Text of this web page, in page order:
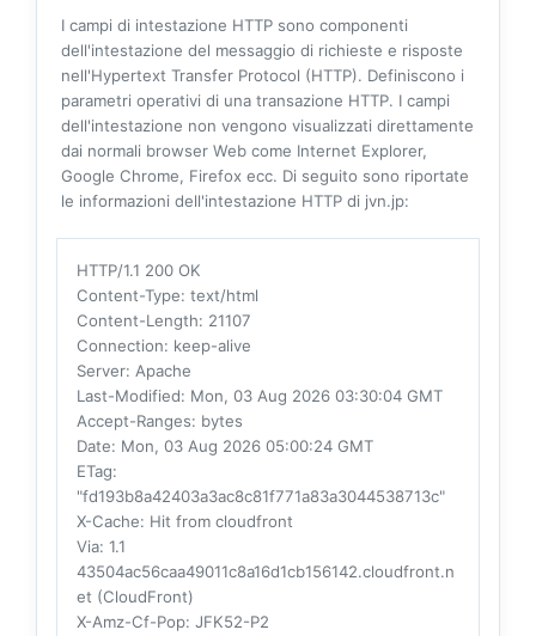
I campi di intestazione HTTP sono componenti
dell'intestazione del messaggio di richieste e risposte
nell'Hypertext Transfer Protocol (HTTP). Definiscono i
parametri operativi di una transazione HTTP. I campi
dell'intestazione non vengono visualizzati direttamente
dai normali browser Web come Internet Explorer,
Google Chrome, Firefox ecc. Di seguito sono riportate
le informazioni dell'intestazione HTTP di jvn.jp:
HTTP/1.1 200 OK
Content-Type: text/html
Content-Length: 21107
Connection: keep-alive
Server: Apache
Last-Modified: Mon, 03 Aug 2026 03:30:04 GMT
Accept-Ranges: bytes
Date: Mon, 03 Aug 2026 05:00:24 GMT
ETag:
"fd193b8a42403a3ac8c81f771a83a3044538713c"
X-Cache: Hit from cloudfront
Via: 1.1
43504ac56caa49011c8a16d1cb156142.cloudfront.n
et (CloudFront)
X-Amz-Cf-Pop: JFK52-P2